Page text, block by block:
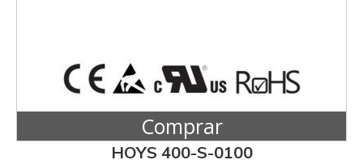
Comprar
HOYS 400-S-0100